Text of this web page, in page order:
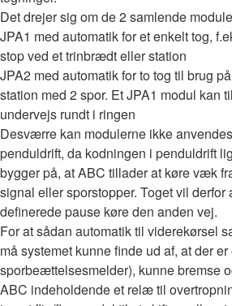
Det drejer sig om de 2 samlende
JPA1 med automatik for et enkelt tog,
stop ved et trinbrædt eller station
JPA2 med automatik for to tog til brug
station med 2 spor. Et JPA1 modul kan
undervejs rundt i ringen
Desværre kan modulerne ikke
penduldrift, da kodningen i penduldrift
bygger på, at ABC tillader at køre væk
signal eller sporstopper. Toget vil derfor
definerede pause køre den anden vej.
For at sådan automatik til viderekørsel
må systemet kunne finde ud af, at der
sporbeættelsesmelder), kunne bremse
ABC indeholdende et relæ til